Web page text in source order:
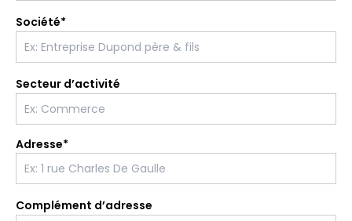
Société*
Secteur d’activité
Adresse*
Complément d’adresse